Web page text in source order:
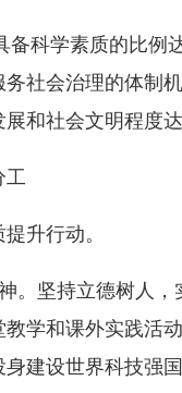
科学素质的比例
社会治理的体制
和社会文明程度
升行动。
坚持立德树人，
学和课外实践活
建设世界科技强